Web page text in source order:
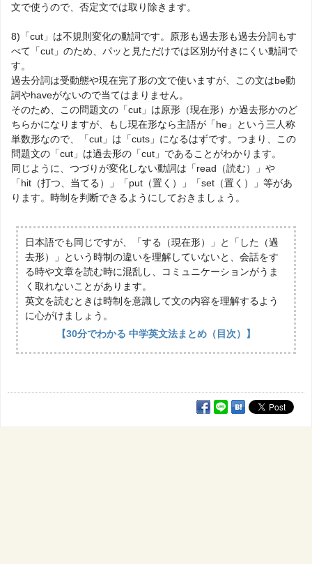
文で使うので、否定文では取り除きます。
8)「cut」は不規則変化の動詞です。原形も過去形も過去分詞もす
べて「cut」のため、パッと見ただけでは区別が付きにくい動詞で
す。
過去分詞は受動態や現在完了形の文で使いますが、この文はbe動
詞やhaveがないので当てはまりません。
そのため、この問題文の「cut」は原形（現在形）か過去形かのど
ちらかになりますが、もし現在形なら主語が「he」という三人称
単数形なので、「cut」は「cuts」になるはずです。つまり、この
問題文の「cut」は過去形の「cut」であることがわかります。
同じように、つづりが変化しない動詞は「read（読む）」や
「hit（打つ、当てる）」「put（置く）」「set（置く）」等があ
ります。時制を判断できるようにしておきましょう。
日本語でも同じですが、「する（現在形）」と「した（過
去形）」という時制の違いを理解していないと、会話をす
る時や文章を読む時に混乱し、コミュニケーションがうま
く取れないことがあります。
英文を読むときは時制を意識して文の内容を理解するよう
に心がけましょう。
【30分でわかる 中学英文法まとめ（目次）】